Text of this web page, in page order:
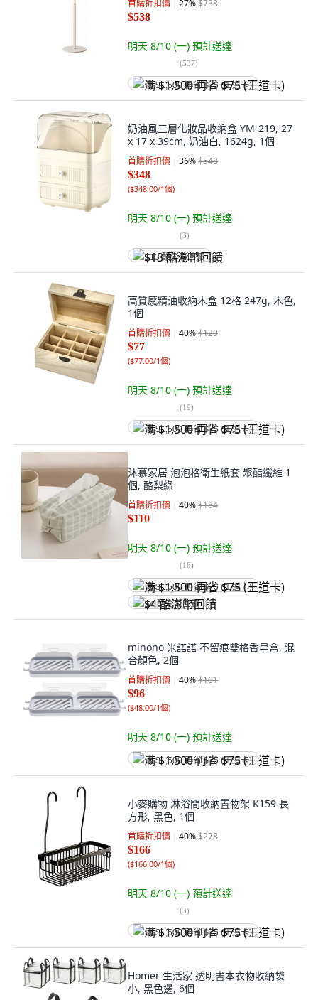
首購折扣價 27%$738
$538
明天 8/10 (一) 預計送達
(537)
满 $1,500 再省 $75 (王道卡)
奶油風三層化妝品收納盒 YM-219, 27
x 17 x 39cm, 奶油白, 1624g, 1個
首購折扣價 36%$548
$348
($348.00/1個)
明天 8/10 (一) 預計送達
(3)
$13 酷澎幣回饋
高質感精油收納木盒 12格 247g, 木色,
1個
首購折扣價 40%$129
$77
($77.00/1個)
明天 8/10 (一) 預計送達
(19)
满 $1,500 再省 $75 (王道卡)
沐慕家居 泡泡格衛生紙套 聚酯纖維 1
個, 酪梨綠
首購折扣價 40%$184
$110
明天 8/10 (一) 預計送達
(18)
满 $1,500 再省 $75 (王道卡)
$4 酷澎幣回饋
minono 米諾諾 不留痕雙格香皂盒, 混
合顏色, 2個
首購折扣價 40%$161
$96
($48.00/1個)
明天 8/10 (一) 預計送達
满 $1,500 再省 $75 (王道卡)
小麥購物 淋浴間收納置物架 K159 長
方形, 黑色, 1個
首購折扣價 40%$278
$166
($166.00/1個)
明天 8/10 (一) 預計送達
(3)
满 $1,500 再省 $75 (王道卡)
Homer 生活家 透明書本衣物收納袋
小, 黑色邊, 6個